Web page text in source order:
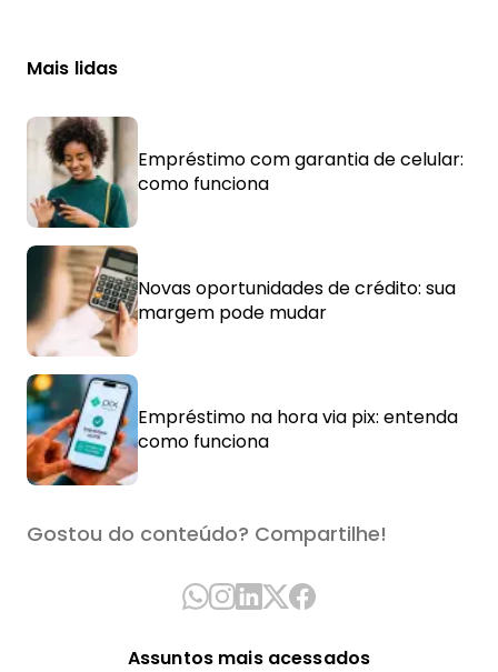
Mais lidas
Empréstimo com garantia de celular:
como funciona
Novas oportunidades de crédito: sua
margem pode mudar
Empréstimo na hora via pix: entenda
como funciona
Gostou do conteúdo? Compartilhe!
Assuntos mais acessados